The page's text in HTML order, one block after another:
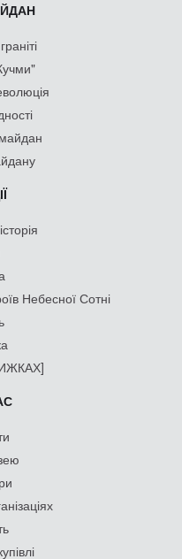
Небесної Сотні